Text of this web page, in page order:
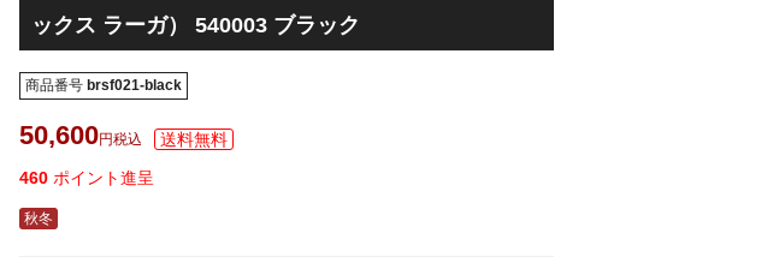
ックス ラーガ） 540003 ブラック
商品番号 brsf021-black
50,600 税込
460 ポイント進呈
秋冬